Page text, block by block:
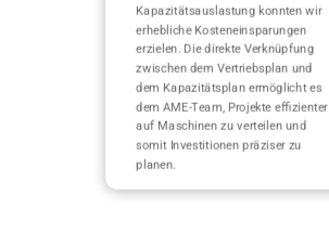
Kapazitätsauslastung konnten wir
erhebliche Kosteneinsparungen
erzielen. Die direkte Verknüpfung
zwischen dem Vertriebsplan und
dem Kapazitätsplan ermöglicht es
dem AME-Team, Projekte effizienter
auf Maschinen zu verteilen und
somit Investitionen präziser zu
planen.